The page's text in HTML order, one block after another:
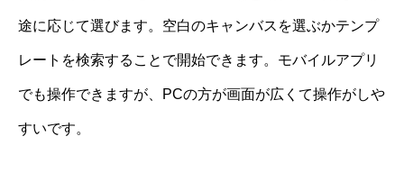
途に応じて選びます。空白のキャンバスを選ぶかテンプ
レートを検索することで開始できます。モバイルアプリ
でも操作できますが、PCの方が画面が広くて操作がしや
すいです。